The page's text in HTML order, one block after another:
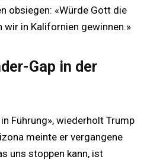
obsiegen: «Würde Gott die
wir in Kalifornien gewinnen.»
Gap in der
Führung», wiederholt Trump
meinte er vergangene
uns stoppen kann, ist